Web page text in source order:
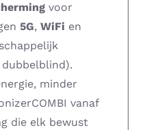
voor
5G, WiFi en
minder
vanaf
die elk bewust